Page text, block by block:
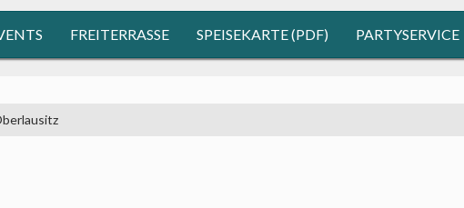
FREITERRASSE SPEISEKARTE (PDF) PARTYSERVICE